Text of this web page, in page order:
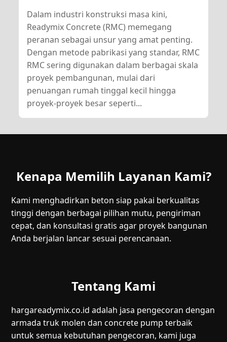
Dalam industri konstruksi masa kini,
Readymix Concrete (RMC) memegang
peranan sebagai unsur yang amat penting.
Dengan metode pabrikasi yang standar, RMC
RMC sering digunakan dalam berbagai skala
proyek pembangunan, mulai dari
penuangan rumah tinggal kecil hingga
proyek-proyek besar seperti...
Kenapa Memilih Layanan Kami?
Kami menghadirkan beton siap pakai berkualitas
tinggi dengan berbagai pilihan mutu, pengiriman
cepat, dan konsultasi gratis agar proyek bangunan
Anda berjalan lancar sesuai perencanaan.
Tentang Kami
hargareadymix.co.id adalah jasa pengecoran dengan
armada truk molen dan concrete pump terbaik
untuk semua kebutuhan pengecoran, kami juga